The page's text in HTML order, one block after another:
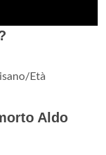
Età
Aldo